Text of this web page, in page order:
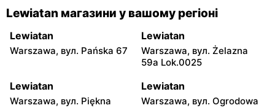
Lewiatan магазини у вашому регіоні
Lewiatan
Warszawa, вул. Pańska 67
Lewiatan
Warszawa, вул. Żelazna
59a Lok.0025
Lewiatan
Warszawa, вул. Piękna
Lewiatan
Warszawa, вул. Ogrodowa